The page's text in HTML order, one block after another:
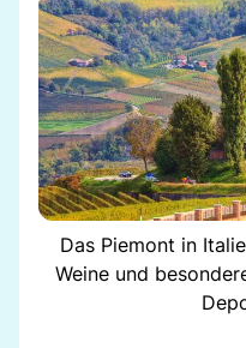
Das Piemont in
Weine und